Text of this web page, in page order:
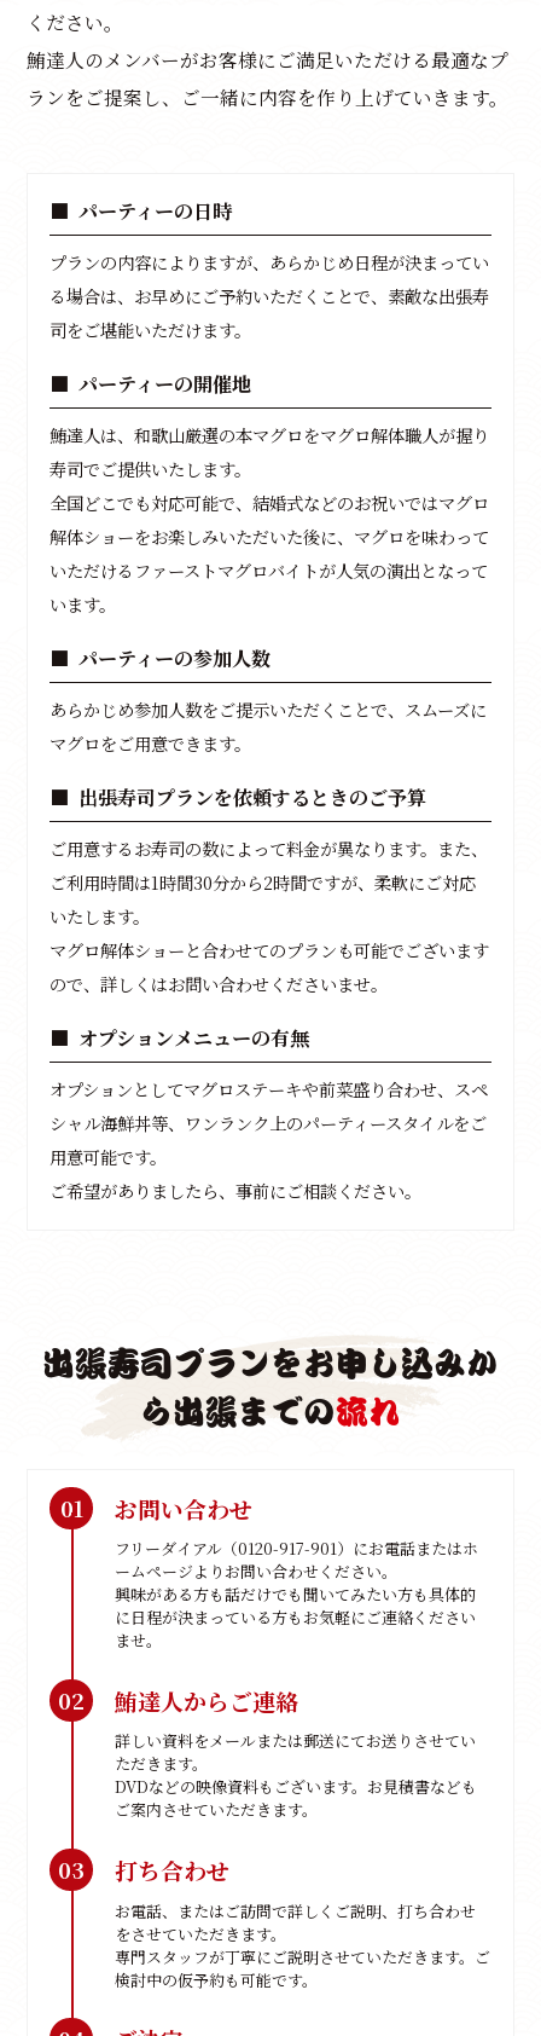
ください。
鮪達人のメンバーがお客様にご満足いただける最適なプ
ランをご提案し、ご一緒に内容を作り上げていきます。
パーティーの日時
プランの内容によりますが、あらかじめ日程が決まってい
る場合は、お早めにご予約いただくことで、素敵な出張寿
司をご堪能いただけます。
パーティーの開催地
鮪達人は、和歌山厳選の本マグロをマグロ解体職人が握り
寿司でご提供いたします。
全国どこでも対応可能で、結婚式などのお祝いではマグロ
解体ショーをお楽しみいただいた後に、マグロを味わって
いただけるファーストマグロバイトが人気の演出となって
います。
パーティーの参加人数
あらかじめ参加人数をご提示いただくことで、スムーズに
マグロをご用意できます。
出張寿司プランを依頼するときのご予算
ご用意するお寿司の数によって料金が異なります。また、
ご利用時間は1時間30分から2時間ですが、柔軟にご対応
いたします。
マグロ解体ショーと合わせてのプランも可能でございます
ので、詳しくはお問い合わせくださいませ。
オプションメニューの有無
オプションとしてマグロステーキや前菜盛り合わせ、スペ
シャル海鮮丼等、ワンランク上のパーティースタイルをご
用意可能です。
ご希望がありましたら、事前にご相談ください。
出張寿司プランをお申し込みか
ら出張までの流れ
01 お問い合わせ
フリーダイアル（0120-917-901）にお電話またはホ
ームページよりお問い合わせください。
興味がある方も話だけでも聞いてみたい方も具体的
に日程が決まっている方もお気軽にご連絡ください
ませ。
02 鮪達人からご連絡
詳しい資料をメールまたは郵送にてお送りさせてい
ただきます。
DVDなどの映像資料もございます。お見積書なども
ご案内させていただきます。
03 打ち合わせ
お電話、またはご訪問で詳しくご説明、打ち合わせ
をさせていただきます。
専門スタッフが丁寧にご説明させていただきます。ご
検討中の仮予約も可能です。